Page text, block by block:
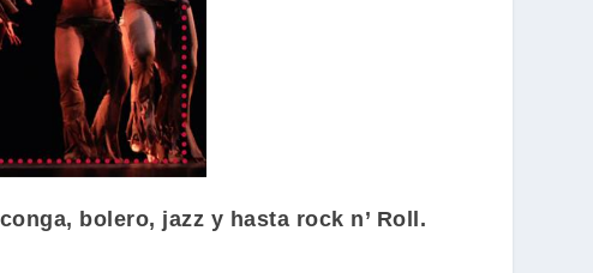
bolero, jazz y hasta rock n’ Roll.